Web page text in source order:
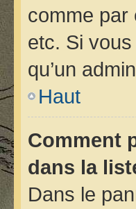
comme par
etc. Si
qu’un
Haut
Comment
dans la
Dans le